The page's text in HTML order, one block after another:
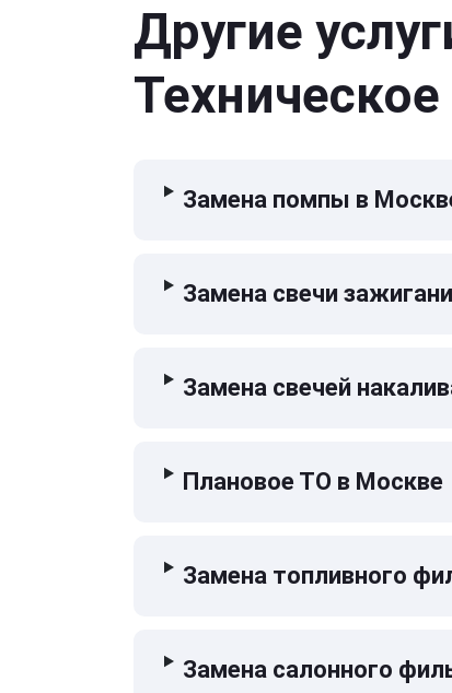
Другие
Замена помпы в
Замена свечи
Замена свечей
Плановое ТО в Москве
Замена топливного
Замена салонного